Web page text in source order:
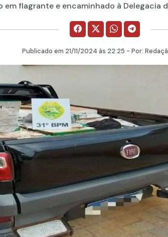
flagrante e encaminhado à Delegacia
Publicado em 21/11/2024 às 22:25 - Por: